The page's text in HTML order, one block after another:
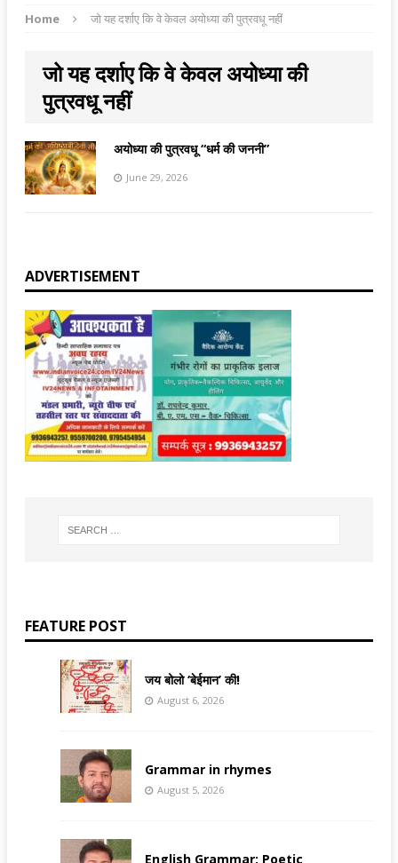
Home जो यह दर्शाए कि वे केवल अयोध्या की पुत्रवधू नहीं
जो यह दर्शाए कि वे केवल अयोध्या की
पुत्रवधू नहीं
अयोध्या की पुत्रवधू “धर्म की जननी”
June 29, 2026
ADVERTISEMENT
FEATURE POST
जय बोलो ‘बेईमान’ की!
August 6, 2026
Grammar in rhymes
August 5, 2026
English Grammar: Poetic